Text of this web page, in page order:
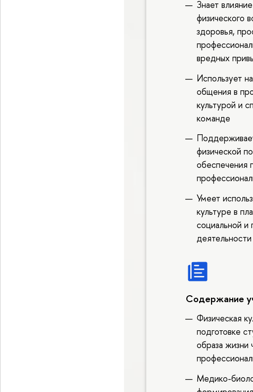
Знает
физического
здоровья,
вредных
Использует
общения в
культурой и
команде
физической
обеспечения
Умеет
культуре в
социальной и
деятельности
Содержание
Физическая
подготовке
образа жизни
Медико-